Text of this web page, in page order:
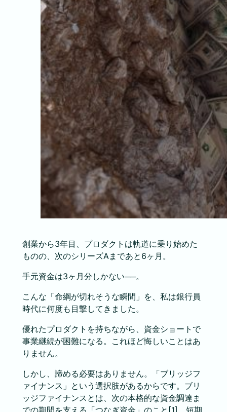
創業から3年目、プロダクトは軌道に乗り始めた
ものの、次のシリーズAまであと6ヶ月。
手元資金は3ヶ月分しかない──。
こんな「命綱が切れそうな瞬間」を、私は銀行員
時代に何度も目撃してきました。
優れたプロダクトを持ちながら、資金ショートで
事業継続が困難になる。これほど悔しいことはあ
りません。
しかし、諦める必要はありません。「ブリッジフ
ァイナンス」という選択肢があるからです。ブリ
ッジファイナンスとは、次の本格的な資金調達ま